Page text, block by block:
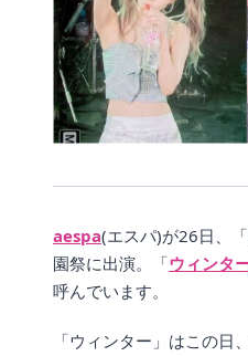
aespa(エスパ)が26日、
園祭に出演。「ウィンタ
呼んでいます。
「ウィンター」はこの日